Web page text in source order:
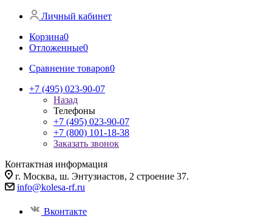
Личный кабинет
Корзина0
Отложенные0
Сравнение товаров0
+7 (495) 023-90-07
Назад
Телефоны
+7 (495) 023-90-07
+7 (800) 101-18-38
Заказать звонок
Контактная информация
г. Москва, ш. Энтузиастов, 2 строение 37.
info@kolesa-rf.ru
Вконтакте